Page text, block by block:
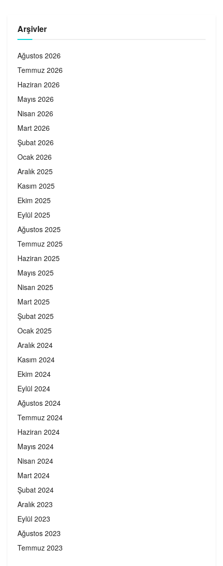
Arşivler
Ağustos 2026
Temmuz 2026
Haziran 2026
Mayıs 2026
Nisan 2026
Mart 2026
Şubat 2026
Ocak 2026
Aralık 2025
Kasım 2025
Ekim 2025
Eylül 2025
Ağustos 2025
Temmuz 2025
Haziran 2025
Mayıs 2025
Nisan 2025
Mart 2025
Şubat 2025
Ocak 2025
Aralık 2024
Kasım 2024
Ekim 2024
Eylül 2024
Ağustos 2024
Temmuz 2024
Haziran 2024
Mayıs 2024
Nisan 2024
Mart 2024
Şubat 2024
Aralık 2023
Eylül 2023
Ağustos 2023
Temmuz 2023